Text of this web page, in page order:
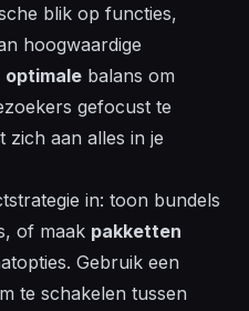
blik op functies,
hoogwaardige
optimale balans om
gefocust te
zich aan alles in je
in: toon bundels
of maak pakketten
Gebruik een
te schakelen tussen